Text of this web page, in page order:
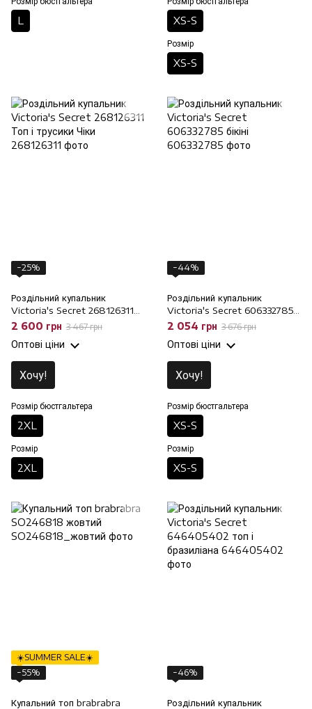
L XS-S
Розмір
XS-S
−25%
Роздільний купальник
Victoria's Secret 268126311
Топ і трусики Чіки, 2XL, 2XL
2 600 грн 3 467 грн
Оптові ціни
Хочу!
Розмір бюстгальтера
2XL
Розмір
2XL
−44%
Роздільний купальник
Victoria's Secret 606332785
бікіні, XS-S, XS-S
2 054 грн 3 676 грн
Оптові ціни
Хочу!
Розмір бюстгальтера
XS-S
Розмір
XS-S
☀️SUMMER SALE☀️
−55%
Купальний топ brabrabra
−46%
Роздільний купальник